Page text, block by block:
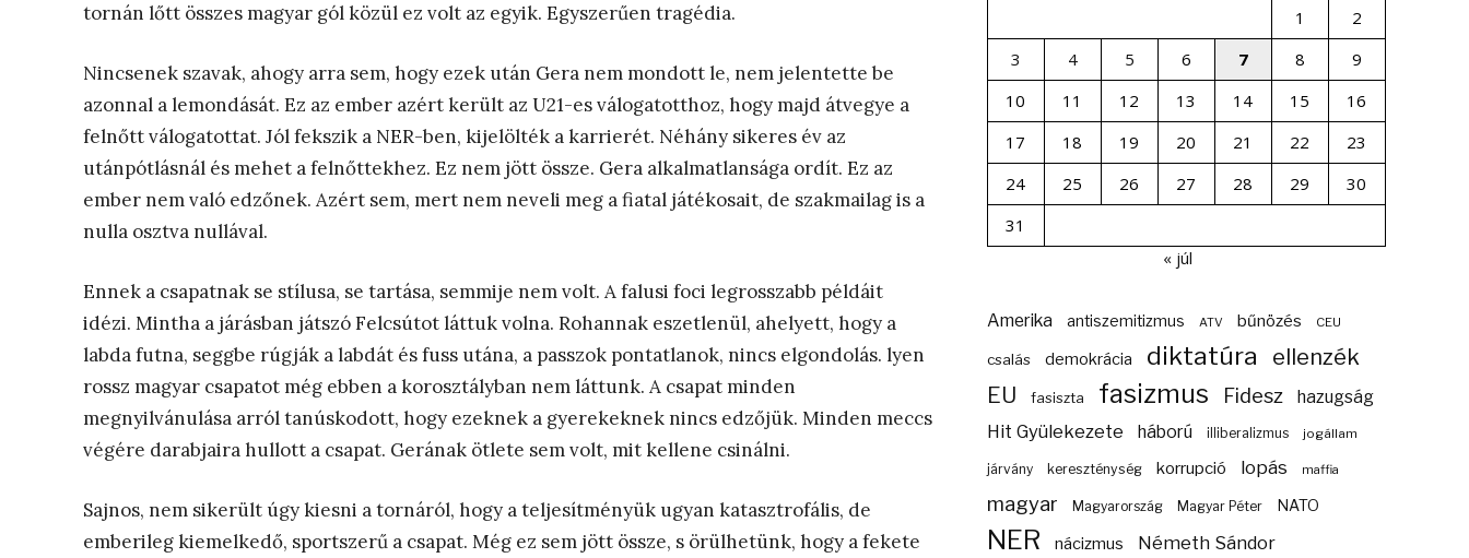
tornán lőtt összes magyar gól közül ez volt az egyik. Egyszerűen tragédia.
Nincsenek szavak, ahogy arra sem, hogy ezek után Gera nem mondott le, nem jelentette be
azonnal a lemondását. Ez az ember azért került az U21-es válogatotthoz, hogy majd átvegye a
felnőtt válogatottat. Jól fekszik a NER-ben, kijelölték a karrierét. Néhány sikeres év az
utánpótlásnál és mehet a felnőttekhez. Ez nem jött össze. Gera alkalmatlansága ordít. Ez az
ember nem való edzőnek. Azért sem, mert nem neveli meg a fiatal játékosait, de szakmailag is a
nulla osztva nullával.
Ennek a csapatnak se stílusa, se tartása, semmije nem volt. A falusi foci legrosszabb példáit
idézi. Mintha a járásban játszó Felcsútot láttuk volna. Rohannak eszetlenül, ahelyett, hogy a
labda futna, seggbe rúgják a labdát és fuss utána, a passzok pontatlanok, nincs elgondolás. lyen
rossz magyar csapatot még ebben a korosztályban nem láttunk. A csapat minden
megnyilvánulása arról tanúskodott, hogy ezeknek a gyerekeknek nincs edzőjük. Minden meccs
végére darabjaira hullott a csapat. Gerának ötlete sem volt, mit kellene csinálni.
Sajnos, nem sikerült úgy kiesni a tornáról, hogy a teljesítményük ugyan katasztrofális, de
emberileg kiemelkedő, sportszerű a csapat. Még ez sem jött össze, s örülhetünk, hogy a fekete
1
2
3
4 5 6 7 8
9
10
11 12 13 14 15
16
17
18 19 20 21 22
23
24
25 26 27 28 29
30
31
« júl
Amerika antiszemitizmus ATV bűnözés CEU
csalás demokrácia diktatúra ellenzék
EU fasiszta fasizmus Fidesz hazugság
Hit Gyülekezete háború illiberalizmus jogállam
járvány kereszténység korrupció lopás maffia
magyar Magyarország Magyar Péter NATO
NER nácizmus Németh Sándor